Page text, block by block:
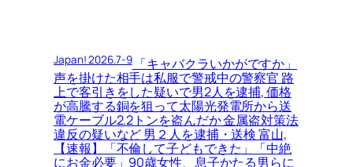
Japan! 2026.7-9「キャバクラいかがですか」
声を掛けた相手は私服で警戒中の警察官 路
上で客引きをした疑いで男2人を逮捕, 価格
が高騰する銅を狙って太陽光発電所から送
電ケーブル2.2トンを盗んだか 金属盗対策法
違反の疑いなど 男２人を逮捕・送検 富山,
【速報】「不倫して子どもできた」「中絶
にお金必要」90歳女性、息子かたる男らに